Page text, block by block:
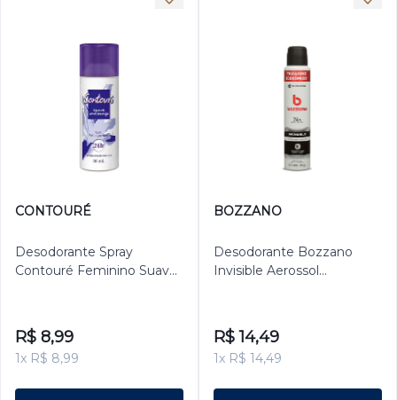
CONTOURÉ
Desodorante Spray
Contouré Feminino Suave
R$ 8,99
1x R$ 8,99
BOZZANO
Desodorante Bozzano
Invisible Aerossol
R$ 14,49
1x R$ 14,49